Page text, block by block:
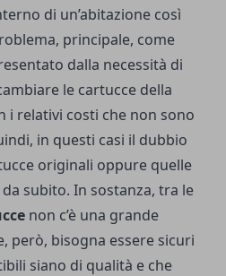
di un’abitazione così
principale, come
dalla necessità di
le cartucce della
i relativi costi che non sono
in questi casi il dubbio
originali oppure quelle
subito. In sostanza, tra le
non c’è una grande
però, bisogna essere sicuri
siano di qualità e che